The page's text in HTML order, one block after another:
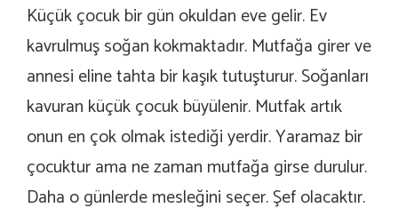
Küçük çocuk bir gün okuldan eve gelir. Ev
kavrulmuş soğan kokmaktadır. Mutfağa girer ve
annesi eline tahta bir kaşık tutuşturur. Soğanları
kavuran küçük çocuk büyülenir. Mutfak artık
onun en çok olmak istediği yerdir. Yaramaz bir
çocuktur ama ne zaman mutfağa girse durulur.
Daha o günlerde mesleğini seçer. Şef olacaktır.